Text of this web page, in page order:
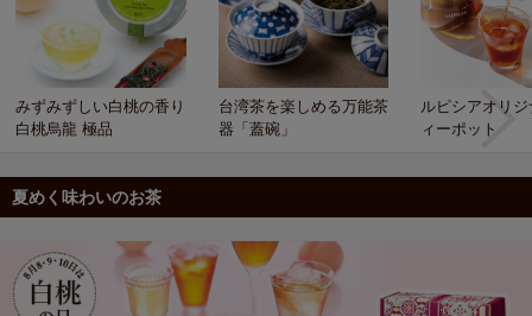
みずみずしい白桃の香り
白桃烏龍 極品
台湾茶を楽しめる万能茶
器「蓋碗」
ルピシアオリ
ィーポット
夏めく味わいのお茶